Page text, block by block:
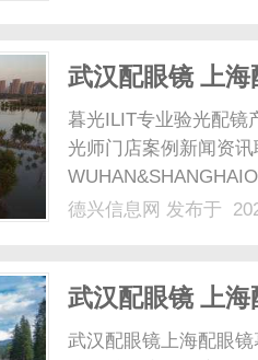
武汉配眼镜 上海
暮光ILIT专业验光配镜
光师门店案例新闻资
配镜的写字楼眼镜店
德兴信息网 发布于
武汉配眼镜 上海
武汉配眼镜上海配眼